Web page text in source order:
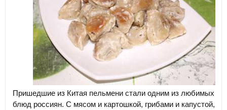
Пришедшие из Китая пельмени стали одним из любимых
блюд россиян. С мясом и картошкой, грибами и капустой,